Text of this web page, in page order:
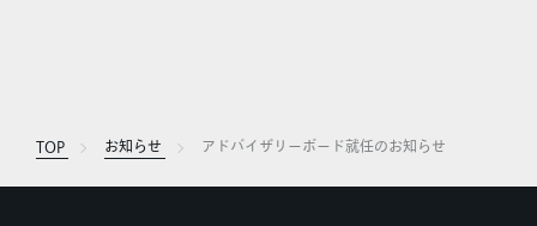
TOP お知らせ アドバイザリーボード就任のお知らせ